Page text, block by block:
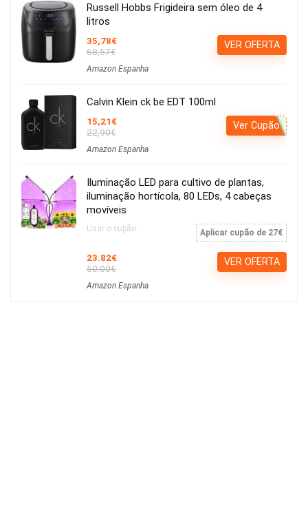
Russell Hobbs Frigideira sem óleo de 4
litros
35,78€
68,57€
Amazon Espanha
VER OFERTA
Calvin Klein ck be EDT 100ml
15,21€
22,90€
Amazon Espanha
Ver Cupão
Iluminação LED para cultivo de plantas,
iluminação hortícola, 80 LEDs, 4 cabeças
movíveis
Usar o cupão: Aplicar cupão de 27€
23.82€
50.00€
Amazon Espanha
VER OFERTA